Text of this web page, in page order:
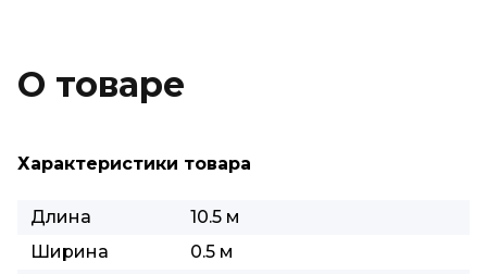
О товаре
Характеристики товара
Длина
10.5 м
Ширина
0.5 м